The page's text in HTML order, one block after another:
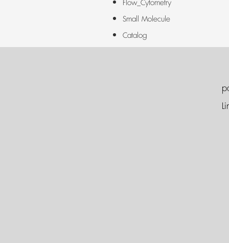
Flow_Cytometry
Small Molecule
Catalog